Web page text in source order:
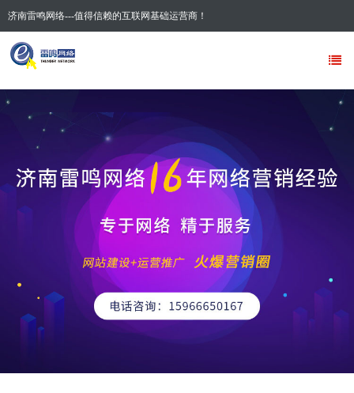
济南雷鸣网络---值得信赖的互联网基础运营商！